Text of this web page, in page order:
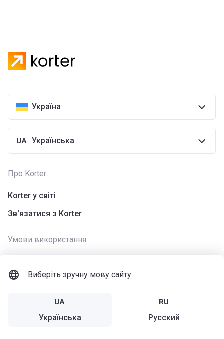
Виберіть зручну мову сайту
Українська Русский
Україна
Українська
Про Korter
Korter у світі
Зв'язатися з Korter
Умови використання
Політика конфіденційності
Умови використання додатку
Політика використання Сайту